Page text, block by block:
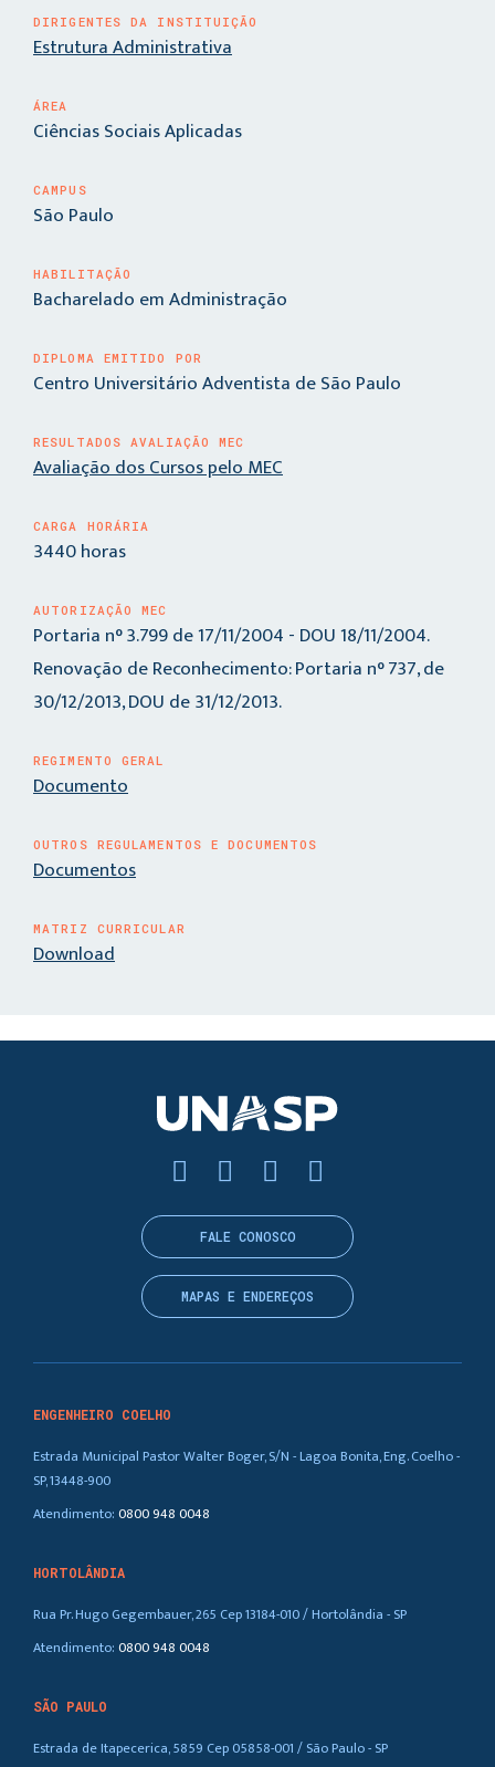
DIRIGENTES DA INSTITUIÇÃO
Estrutura Administrativa
ÁREA
Ciências Sociais Aplicadas
CAMPUS
São Paulo
HABILITAÇÃO
Bacharelado em Administração
DIPLOMA EMITIDO POR
Centro Universitário Adventista de São Paulo
RESULTADOS AVALIAÇÃO MEC
Avaliação dos Cursos pelo MEC
CARGA HORÁRIA
3440 horas
AUTORIZAÇÃO MEC
Portaria n° 3.799 de 17/11/2004 - DOU 18/11/2004.
Renovação de Reconhecimento: Portaria n° 737, de
30/12/2013, DOU de 31/12/2013.
REGIMENTO GERAL
Documento
OUTROS REGULAMENTOS E DOCUMENTOS
Documentos
MATRIZ CURRICULAR
Download
ENGENHEIRO COELHO
Estrada Municipal Pastor Walter Boger, S/N - Lagoa Bonita, Eng. Coelho -
SP, 13448-900
Atendimento:0800 948 0048
HORTOLÂNDIA
Rua Pr. Hugo Gegembauer, 265 Cep 13184-010 / Hortolândia - SP
Atendimento:0800 948 0048
SÃO PAULO
Estrada de Itapecerica, 5859 Cep 05858-001 / São Paulo - SP
FALE CONOSCO
MAPAS E ENDEREÇOS